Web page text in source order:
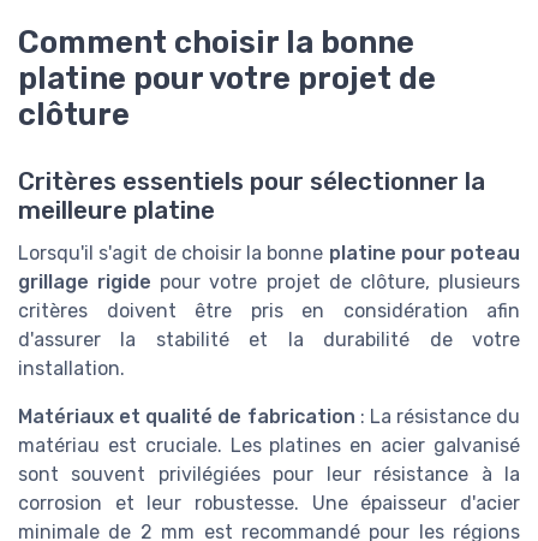
Comment choisir la bonne
platine pour votre projet de
clôture
Critères essentiels pour sélectionner la
meilleure platine
Lorsqu'il s'agit de choisir la bonne platine pour poteau
grillage rigide pour votre projet de clôture, plusieurs
critères doivent être pris en considération afin
d'assurer la stabilité et la durabilité de votre
installation.
Matériaux et qualité de fabrication : La résistance du
matériau est cruciale. Les platines en acier galvanisé
sont souvent privilégiées pour leur résistance à la
corrosion et leur robustesse. Une épaisseur d'acier
minimale de 2 mm est recommandé pour les régions